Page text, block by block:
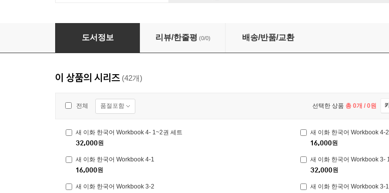
새 이화 한국어 Workbook 1- 1~2권 세트
도서정보 리뷰/한줄평 (0/0) 배송/반품/교환
이 상품의 시리즈 (42개)
전체 품절포함 선택한 상품 총 0개 / 0원
새 이화 한국어 Workbook 4- 1~2권 세트
32,000원
새 이화 한국어 Workbook 4-2
16,000원
새 이화 한국어 Workbook 4-1
16,000원
새 이화 한국어 Workbook 3-
32,000원
새 이화 한국어 Workbook 3-2
새 이화 한국어 Workbook 3-1